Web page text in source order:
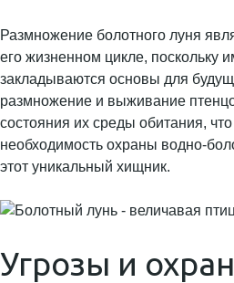
Размножение болотного луня
его жизненном цикле, поскольку
закладываются основы для
размножение и выживание
состояния их среды обитания,
необходимость охраны водно-
этот уникальный хищник.
Угрозы и